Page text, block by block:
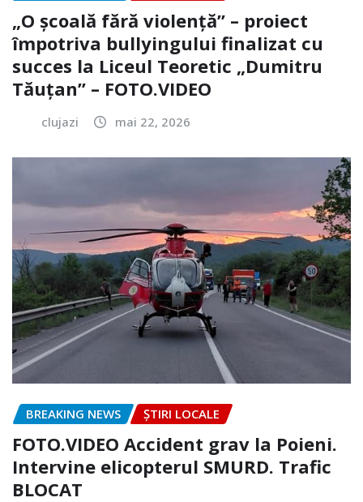
„O școală fără violență” – proiect
împotriva bullyingului finalizat cu
succes la Liceul Teoretic „Dumitru
Tăuțan” – FOTO.VIDEO
clujazi mai 22, 2026
BREAKING NEWS ȘTIRI LOCALE
FOTO.VIDEO Accident grav la Poieni.
Intervine elicopterul SMURD. Trafic
BLOCAT